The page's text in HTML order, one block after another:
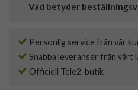
Vad betyder
Personlig service från vår
Snabba leveranser från vårt
Officiell Tele2-butik